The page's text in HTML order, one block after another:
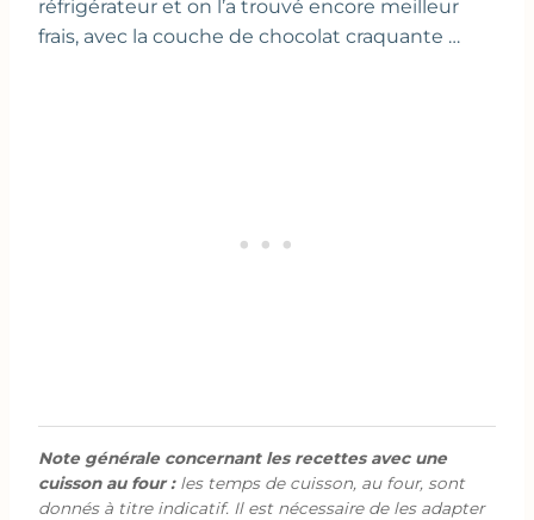
réfrigérateur et on l’a trouvé encore meilleur
frais, avec la couche de chocolat craquante …
Note générale concernant les recettes avec une
cuisson au four :les temps de cuisson, au four, sont
donnés à titre indicatif. Il est nécessaire de les adapter